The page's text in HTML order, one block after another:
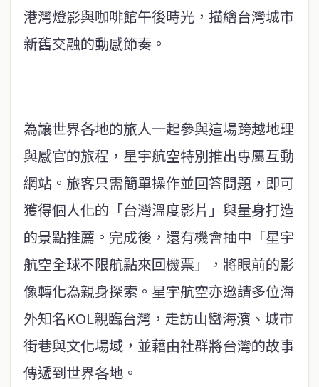
港灣燈影與咖啡館午後時光，描繪台灣城市
新舊交融的動感節奏。
為讓世界各地的旅人一起參與這場跨越地理
與感官的旅程，星宇航空特別推出專屬互動
網站。旅客只需簡單操作並回答問題，即可
獲得個人化的「台灣溫度影片」與量身打造
的景點推薦。完成後，還有機會抽中「星宇
航空全球不限航點來回機票」，將眼前的影
像轉化為親身探索。星宇航空亦邀請多位海
外知名KOL親臨台灣，走訪山巒海濱、城市
街巷與文化場域，並藉由社群將台灣的故事
傳遞到世界各地。